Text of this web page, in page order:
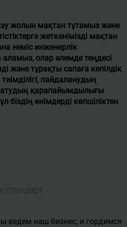
жолын мақтан тұтамыз және
жеткенімізді мақтан
неміс инженерлік
олар әлемде теңдесі
және тұрақты сапаға кепілдік
пайдаланудың
қарапайымдылығы
біздің өнімдерді көпшіліктен
стандарт.
ведем наш бизнес, и гордимся